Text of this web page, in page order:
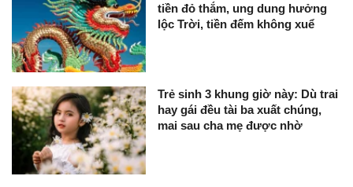
tiền đỏ thắm, ung dung hưởng
lộc Trời, tiền đếm không xuể
Trẻ sinh 3 khung giờ này: Dù trai
hay gái đều tài ba xuất chúng,
mai sau cha mẹ được nhờ